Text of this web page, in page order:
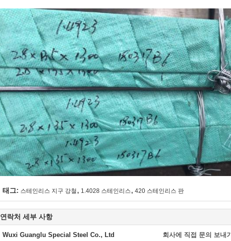
태그: 스테인리스 지구 강철 , 1.4028 스테인리스, 420 스테인리스 판
연락처 세부 사항
Wuxi Guanglu Special Steel Co., Ltd 회사에 직접 문의 보내기